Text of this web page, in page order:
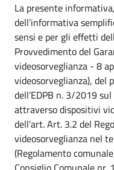
La presente
dell’informativa
sensi e per gli effetti
Provvedimento del
videosorveglianza - 8
videosorveglianza), del
dell’EDPB n. 3/2019
attraverso dispositivi
dell’art. Art. 3.2 del
videosorveglianza nel
(Regolamento